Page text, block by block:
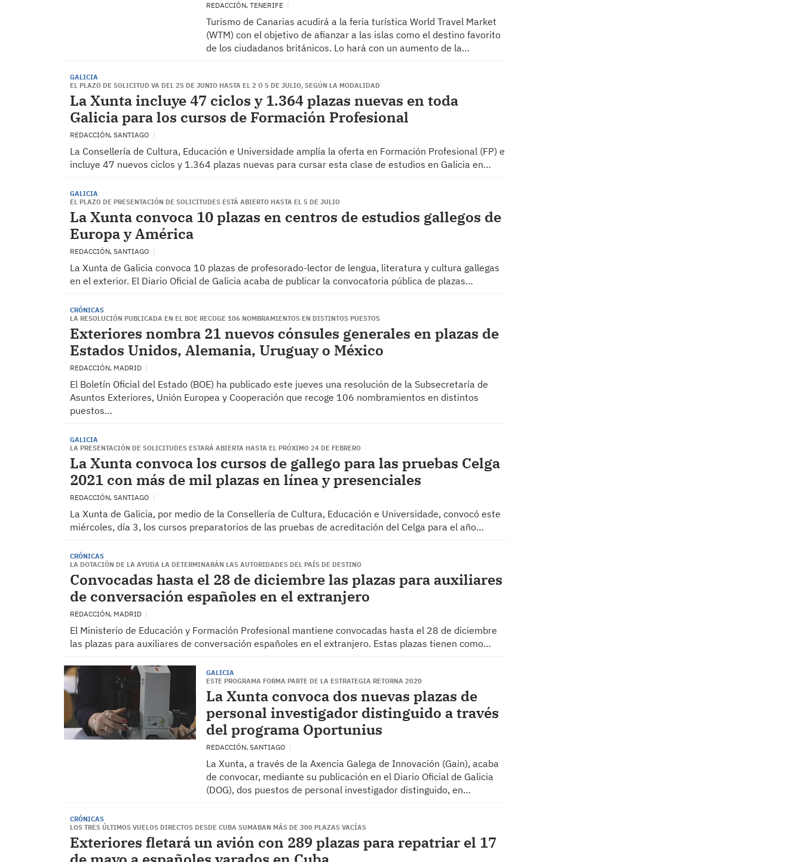
REDACCIÓN, TENERIFE
Turismo de Canarias acudirá a la feria turística World Travel Market
(WTM) con el objetivo de afianzar a las islas como el destino favorito
de los ciudadanos británicos. Lo hará con un aumento de la…
GALICIA
EL PLAZO DE SOLICITUD VA DEL 25 DE JUNIO HASTA EL 2 O 5 DE JULIO, SEGÚN LA MODALIDAD
La Xunta incluye 47 ciclos y 1.364 plazas nuevas en toda
Galicia para los cursos de Formación Profesional
REDACCIÓN, SANTIAGO
La Consellería de Cultura, Educación e Universidade amplía la oferta en Formación Profesional (FP) e
incluye 47 nuevos ciclos y 1.364 plazas nuevas para cursar esta clase de estudios en Galicia en…
GALICIA
EL PLAZO DE PRESENTACIÓN DE SOLICITUDES ESTÁ ABIERTO HASTA EL 5 DE JULIO
La Xunta convoca 10 plazas en centros de estudios gallegos de
Europa y América
REDACCIÓN, SANTIAGO
La Xunta de Galicia convoca 10 plazas de profesorado-lector de lengua, literatura y cultura gallegas
en el exterior. El Diario Oficial de Galicia acaba de publicar la convocatoria pública de plazas…
CRÓNICAS
LA RESOLUCIÓN PUBLICADA EN EL BOE RECOGE 106 NOMBRAMIENTOS EN DISTINTOS PUESTOS
Exteriores nombra 21 nuevos cónsules generales en plazas de
Estados Unidos, Alemania, Uruguay o México
REDACCIÓN, MADRID
El Boletín Oficial del Estado (BOE) ha publicado este jueves una resolución de la Subsecretaría de
Asuntos Exteriores, Unión Europea y Cooperación que recoge 106 nombramientos en distintos
puestos…
GALICIA
LA PRESENTACIÓN DE SOLICITUDES ESTARÁ ABIERTA HASTA EL PRÓXIMO 24 DE FEBRERO
La Xunta convoca los cursos de gallego para las pruebas Celga
2021 con más de mil plazas en línea y presenciales
REDACCIÓN, SANTIAGO
La Xunta de Galicia, por medio de la Consellería de Cultura, Educación e Universidade, convocó este
miércoles, día 3, los cursos preparatorios de las pruebas de acreditación del Celga para el año…
CRÓNICAS
LA DOTACIÓN DE LA AYUDA LA DETERMINARÁN LAS AUTORIDADES DEL PAÍS DE DESTINO
Convocadas hasta el 28 de diciembre las plazas para auxiliares
de conversación españoles en el extranjero
REDACCIÓN, MADRID
El Ministerio de Educación y Formación Profesional mantiene convocadas hasta el 28 de diciembre
las plazas para auxiliares de conversación españoles en el extranjero. Estas plazas tienen como…
GALICIA
ESTE PROGRAMA FORMA PARTE DE LA ESTRATEGIA RETORNA 2020
La Xunta convoca dos nuevas plazas de
personal investigador distinguido a través
del programa Oportunius
REDACCIÓN, SANTIAGO
La Xunta, a través de la Axencia Galega de Innovación (Gain), acaba
de convocar, mediante su publicación en el Diario Oficial de Galicia
(DOG), dos puestos de personal investigador distinguido, en…
CRÓNICAS
LOS TRES ÚLTIMOS VUELOS DIRECTOS DESDE CUBA SUMABAN MÁS DE 300 PLAZAS VACÍAS
Exteriores fletará un avión con 289 plazas para repatriar el 17